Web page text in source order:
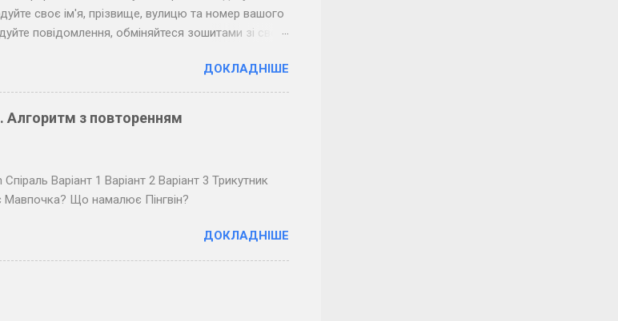
своє ім'я, прізвище, вулицю та номер вашого
повідомлення, обміняйтеся зошитами зі своїм
Завдання 4. Закодуйте повідомлення для всього
(крапка - короткий звук, тире - довгий, довгі
між словами). Розкодуйте повідомлення своїх
ДОКЛАДНІШЕ
Алгоритм з повторенням
Варіант 1 Варіант 2 Варіант 3 Трикутник
Що намалює Пінгвін?
ДОКЛАДНІШЕ